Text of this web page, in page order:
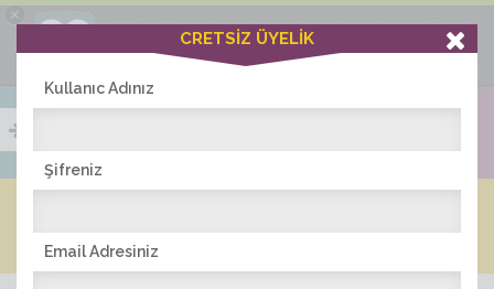
×
Ciddiask Uygulaması
+1 Hafta Gold Üyelik Kazan
Bedava - com.ciddi.ask
İNDİR
CRETSİZ ÜYELİK
Kullanıc Adınız
Şifreniz
Email Adresiniz